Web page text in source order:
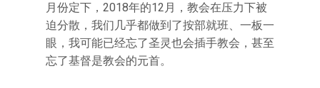
月份定下，2018年的12月，教会在压力下被
迫分散，我们几乎都做到了按部就班、一板一
眼，我可能已经忘了圣灵也会插手教会，甚至
忘了基督是教会的元首。